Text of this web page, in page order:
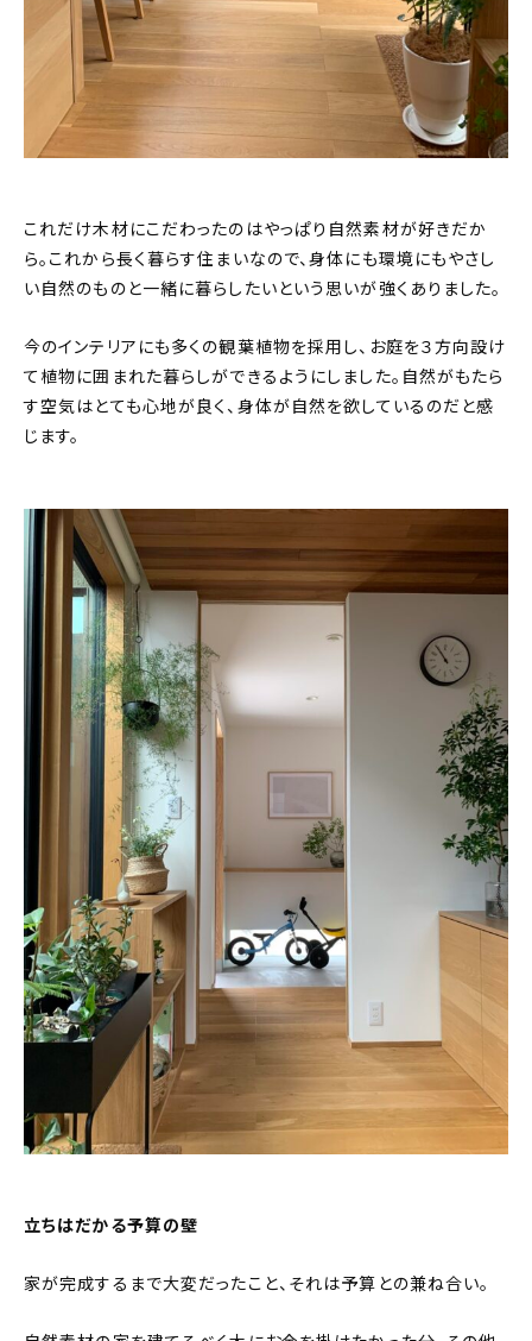
これだけ木材にこだわったのはやっぱり自然素材が好きだか
ら。これから長く暮らす住まいなので、身体にも環境にもやさし
い自然のものと一緒に暮らしたいという思いが強くありました。
今のインテリアにも多くの観葉植物を採用し、お庭を３方向設け
て植物に囲まれた暮らしができるようにしました。自然がもたら
す空気はとても心地が良く、身体が自然を欲しているのだと感
じます。
立ちはだかる予算の壁
家が完成するまで大変だったこと、それは予算との兼ね合い。